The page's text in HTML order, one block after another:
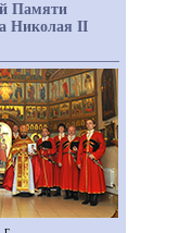
Памяти
Николая II